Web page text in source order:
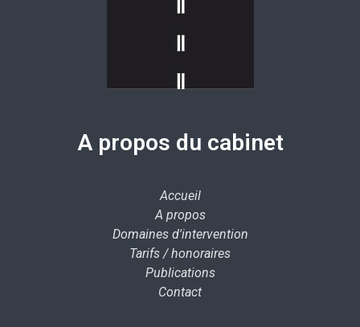
A propos du cabinet
Accueil
A propos
Domaines d'intervention
Tarifs / honoraires
Publications
Contact